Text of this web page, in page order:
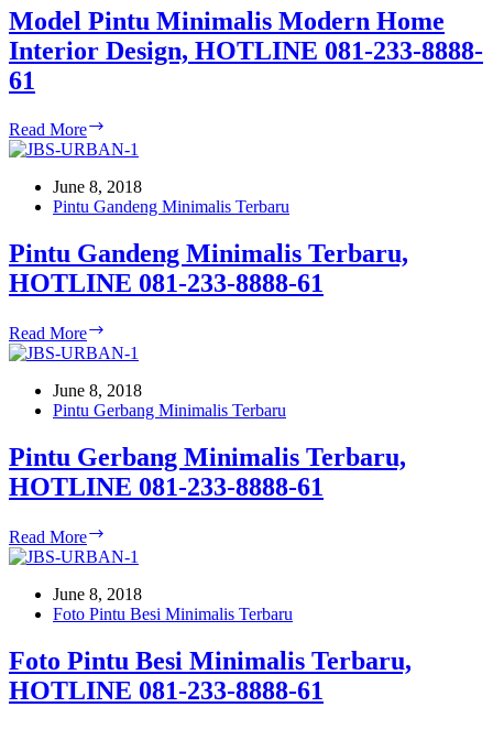
081-
233-
8888-
Model Pintu Minimalis Modern Home
Interior Design, HOTLINE 081-233-8888-
61
Read More
Pintu
Modern
Home
Design,
HOTLINE
081-
61
June 8, 2018
Pintu Gandeng Minimalis Terbaru
Pintu Gandeng Minimalis Terbaru,
HOTLINE 081-233-8888-61
Read More
Gandeng
Terbaru,
HOTLINE
233-
8888-
61
June 8, 2018
Pintu Gerbang Minimalis Terbaru
Pintu Gerbang Minimalis Terbaru,
HOTLINE 081-233-8888-61
Read More
Gerbang
Terbaru,
HOTLINE
233-
8888-
61
June 8, 2018
Foto Pintu Besi Minimalis Terbaru
Foto Pintu Besi Minimalis Terbaru,
HOTLINE 081-233-8888-61